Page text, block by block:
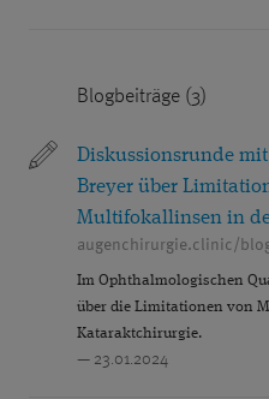
MAKULAZENTRUM
MONOVISION
NANOLASER
Blogbeiträge (3)
Diskussionsrunde
Breyer über
Multifokallinsen in
Im Ophthalmologischen
über die Limitationen von
Kataraktchirurgie.
— 23.01.2024